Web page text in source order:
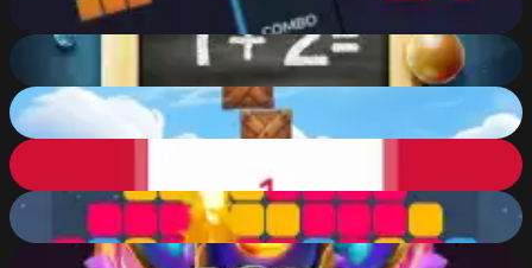
92
1+2=?
76
Box Jenga
67%
Square Fit
71
BlocksEliminate
64
Memory Match Magic